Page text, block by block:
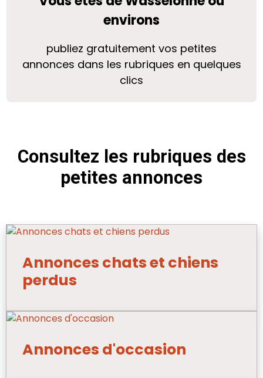
environs
publiez gratuitement vos petites
annonces dans les rubriques en quelques
clics
Consultez les rubriques des
petites annonces
Annonces chats et chiens
perdus
Annonces d'occasion